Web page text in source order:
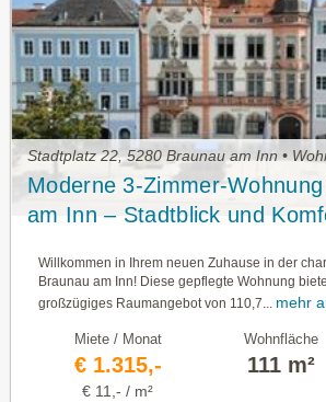
Stadtplatz 22, 5280 Braunau am Inn •
Moderne 3-Zimmer-
am Inn – Stadtblick und
Willkommen in Ihrem neuen Zuhause in der
Braunau am Inn! Diese gepflegte Wohnung
großzügiges Raumangebot von 110,7... mehr
Miete / Monat
€ 1.315,-
€ 11,- / m²
Wohnfläche
111 m²